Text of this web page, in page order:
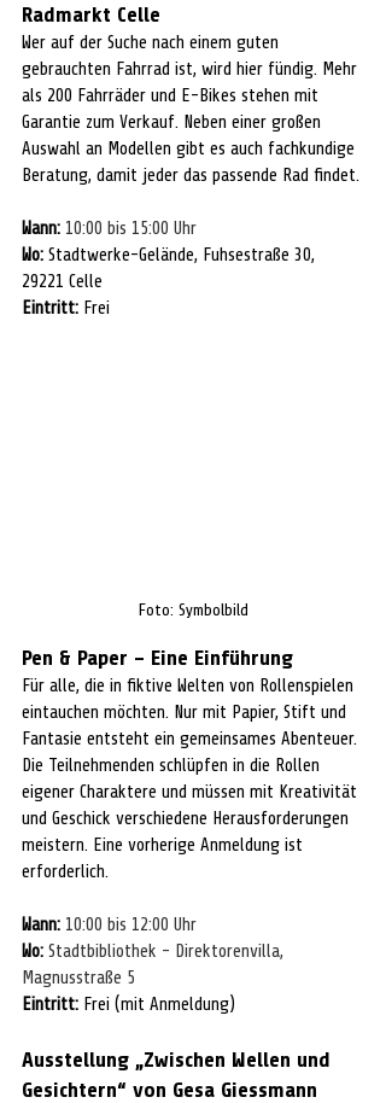
Radmarkt Celle
Wer auf der Suche nach einem guten
gebrauchten Fahrrad ist, wird hier fündig. Mehr
als 200 Fahrräder und E-Bikes stehen mit
Garantie zum Verkauf. Neben einer großen
Auswahl an Modellen gibt es auch fachkundige
Beratung, damit jeder das passende Rad findet.
Wann: 10:00 bis 15:00 Uhr
Wo: Stadtwerke-Gelände, Fuhsestraße 30,
29221 Celle
Eintritt: Frei
Foto: Symbolbild
Pen & Paper – Eine Einführung
Für alle, die in fiktive Welten von Rollenspielen
eintauchen möchten. Nur mit Papier, Stift und
Fantasie entsteht ein gemeinsames Abenteuer.
Die Teilnehmenden schlüpfen in die Rollen
eigener Charaktere und müssen mit Kreativität
und Geschick verschiedene Herausforderungen
meistern. Eine vorherige Anmeldung ist
erforderlich.
Wann: 10:00 bis 12:00 Uhr
Wo: Stadtbibliothek - Direktorenvilla,
Magnusstraße 5
Eintritt: Frei (mit Anmeldung)
Ausstellung „Zwischen Wellen und
Gesichtern“ von Gesa Giessmann